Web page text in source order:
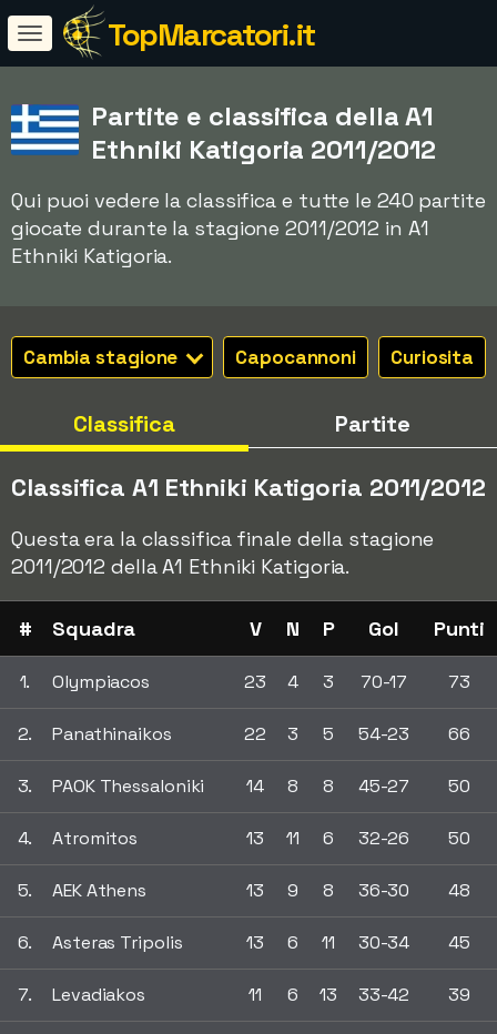
TopMarcatori.it
Partite e classifica della A1
Ethniki Katigoria 2011/2012
Qui puoi vedere la classifica e tutte le 240 partite
giocate durante la stagione 2011/2012 in A1
Ethniki Katigoria.
Cambia stagione Capocannoni Curiosita
Classifica Partite
Classifica A1 Ethniki Katigoria 2011/2012
Questa era la classifica finale della stagione
2011/2012 della A1 Ethniki Katigoria.
# Squadra V N P Gol Punti
1. Olympiacos 23 4 3 70-17 73
2. Panathinaikos 22 3 5 54-23 66
3. PAOK Thessaloniki 14 8 8 45-27 50
4. Atromitos 13 11 6 32-26 50
5. AEK Athens 13 9 8 36-30 48
6. Asteras Tripolis 13 6 11 30-34 45
7. Levadiakos 11 6 13 33-42 39